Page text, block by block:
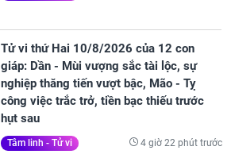
Tử vi thứ Hai 10/8/2026 của 12 con
giáp: Dần - Mùi vượng sắc tài lộc, sự
nghiệp thăng tiến vượt bậc, Mão - Tỵ
công việc trắc trở, tiền bạc thiếu trước
hụt sau
Tâm linh - Tử vi 4 giờ 22 phút trước